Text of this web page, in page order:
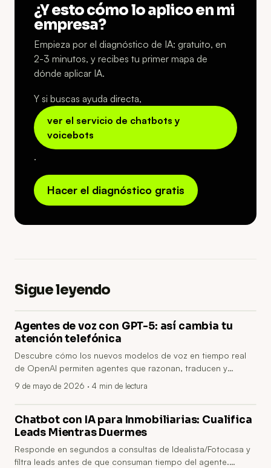
¿Y esto cómo lo aplico en mi
empresa?
Empieza por el diagnóstico de IA: gratuito, en
2-3 minutos, y recibes tu primer mapa de
dónde aplicar IA.
Y si buscas ayuda directa,
ver el servicio de chatbots y
voicebots
.
Hacer el diagnóstico gratis
Sigue leyendo
Agentes de voz con GPT-5: así cambia tu
atención telefónica
Descubre cómo los nuevos modelos de voz en tiempo real
de OpenAI permiten agentes que razonan, traducen y
transcriben para resolver llamadas de verdad. Menos tickets,
menos tiempo en tareas repetitivas y decisiones más rápidas
9 de mayo de 2026 · 4 min de lectura
Chatbot con IA para Inmobiliarias: Cualifica
Leads Mientras Duermes
Responde en segundos a consultas de Idealista/Fotocasa y
filtra leads antes de que consuman tiempo del agente.